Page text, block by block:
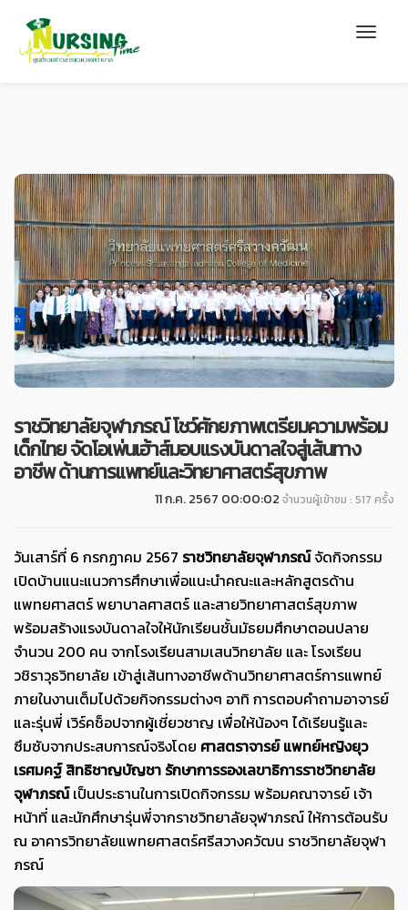
ราชวิทยาลัยจุฬาภรณ์ โชว์ศักยภาพเตรียมความพร้อม
เด็กไทย จัดโอเพ่นเฮ้าส์มอบแรงบันดาลใจสู่เส้นทาง
อาชีพ ด้านการแพทย์และวิทยาศาสตร์สุขภาพ
11 ก.ค. 2567 00:00:02 จำนวนผู้เข้าชม : 517 ครั้ง
วันเสาร์ที่ 6 กรกฏาคม 2567 ราชวิทยาลัยจุฬาภรณ์จัดกิจกรรม
เปิดบ้านแนะแนวการศึกษาเพื่อแนะนำคณะและหลักสูตรด้าน
แพทยศาสตร์ พยาบาลศาสตร์ และสายวิทยาศาสตร์สุขภาพ
พร้อมสร้างแรงบันดาลใจให้นักเรียนชั้นมัธยมศึกษาตอนปลาย
จำนวน 200 คน จากโรงเรียนสามเสนวิทยาลัย และ โรงเรียน
วชิราวุธวิทยาลัย เข้าสู่เส้นทางอาชีพด้านวิทยาศาสตร์การแพทย์
ภายในงานเต็มไปด้วยกิจกรรมต่างๆ อาทิ การตอบคำถามอาจารย์
และรุ่นพี่ เวิร์คช็อปจากผู้เชี่ยวชาญ เพื่อให้น้องๆ ได้เรียนรู้และ
ซึมซับจากประสบการณ์จริงโดย ศาสตราจารย์ แพทย์หญิงยุว
เรศมคฐ์ สิทธิชาญบัญชา รักษาการรองเลขาธิการราชวิทยาลัย
จุฬาภรณ์เป็นประธานในการเปิดกิจกรรม พร้อมคณาจารย์ เจ้า
หน้าที่ และนักศึกษารุ่นพี่จากราชวิทยาลัยจุฬาภรณ์ ให้การต้อนรับ
ณ อาคารวิทยาลัยแพทยศาสตร์ศรีสวางควัฒน ราชวิทยาลัยจุฬา
ภรณ์